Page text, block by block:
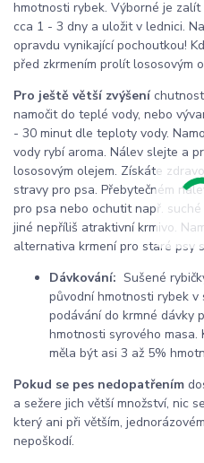
hmotnosti rybek. Výborné je
cca 1 - 3 dny a uložit v lednici.
opravdu vynikající pochoutkou!
před zkrmením prolít lososovým
Pro ještě větší zvýšení
namočit do teplé vody, nebo
- 30 minut dle teploty vody.
vody rybí aroma. Nálev slejte a
lososovým olejem. Získáte
stravy pro psa. Přebytečném
pro psa nebo ochutit např.
jiné nepříliš atraktivní krmivo.
alternativa krmení pro staré psy
Dávkování: Sušené
původní hmotnosti rybek v
podávání do krmné dávky
hmotnosti syrového masa.
měla být asi 3 až 5%
Pokud se pes nedopatřením
a sežere jich větší množství, nic
který ani při větším,
nepoškodí.